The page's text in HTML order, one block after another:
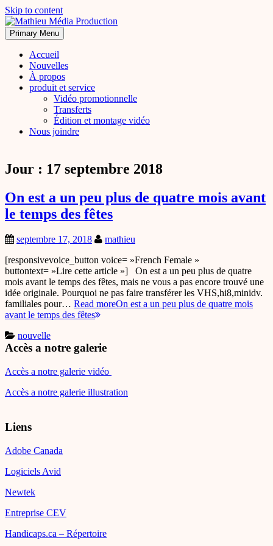
Skip to content
Mathieu Média Production
Transferts et Montage Vidéo
Primary Menu
Accueil
Nouvelles
À propos
produit et service
Vidéo promotionnelle
Transferts
Édition et montage vidéo
Nous joindre
Jour : 17 septembre 2018
On est a un peu plus de quatre mois avant
le temps des fêtes
septembre 17, 2018
mathieu
[responsivevoice_button voice= »French Female »
buttontext= »Lire cette article »] On est a un peu plus de quatre
mois avant le temps des fêtes, mais ne vous a pas encore trouvé une
idée originale. Pourquoi ne pas faire transférer les VHS,hi8,minidv.
familiales pour… Read moreOn est a un peu plus de quatre mois
avant le temps des fêtes
nouvelle
Accès a notre galerie
Accès a notre galerie vidéo
Accès a notre galerie illustration
Liens
Adobe Canada
Logiciels Avid
Newtek
Entreprise CEV
Handicaps.ca – Répertoire